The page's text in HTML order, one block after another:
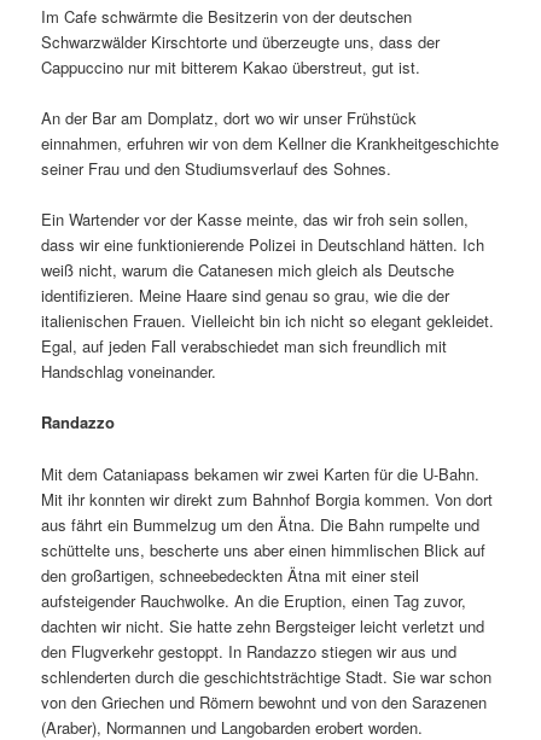
Im Cafe schwärmte die Besitzerin von der deutschen
Schwarzwälder Kirschtorte und überzeugte uns, dass der
Cappuccino nur mit bitterem Kakao überstreut, gut ist.
An der Bar am Domplatz, dort wo wir unser Frühstück
einnahmen, erfuhren wir von dem Kellner die Krankheitgeschichte
seiner Frau und den Studiumsverlauf des Sohnes.
Ein Wartender vor der Kasse meinte, das wir froh sein sollen,
dass wir eine funktionierende Polizei in Deutschland hätten. Ich
weiß nicht, warum die Catanesen mich gleich als Deutsche
identifizieren. Meine Haare sind genau so grau, wie die der
italienischen Frauen. Vielleicht bin ich nicht so elegant gekleidet.
Egal, auf jeden Fall verabschiedet man sich freundlich mit
Handschlag voneinander.
Randazzo
Mit dem Cataniapass bekamen wir zwei Karten für die U-Bahn.
Mit ihr konnten wir direkt zum Bahnhof Borgia kommen. Von dort
aus fährt ein Bummelzug um den Ätna. Die Bahn rumpelte und
schüttelte uns, bescherte uns aber einen himmlischen Blick auf
den großartigen, schneebedeckten Ätna mit einer steil
aufsteigender Rauchwolke. An die Eruption, einen Tag zuvor,
dachten wir nicht. Sie hatte zehn Bergsteiger leicht verletzt und
den Flugverkehr gestoppt. In Randazzo stiegen wir aus und
schlenderten durch die geschichtsträchtige Stadt. Sie war schon
von den Griechen und Römern bewohnt und von den Sarazenen
(Araber), Normannen und Langobarden erobert worden.